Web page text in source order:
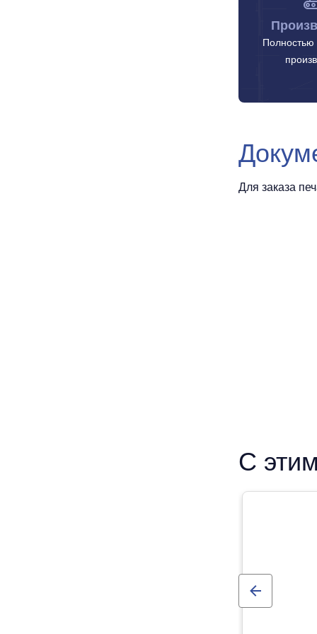
Полностью
Для заказа
С